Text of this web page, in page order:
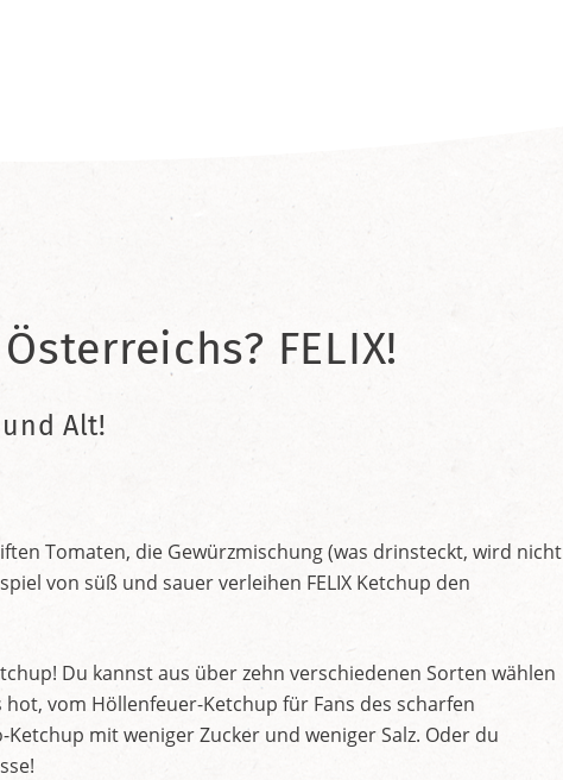
FELIX!
Alt!
Tomaten, die Gewürzmischung (was drinsteckt, wird nicht
von süß und sauer verleihen FELIX Ketchup den
Du kannst aus über zehn verschiedenen Sorten wählen
vom Höllenfeuer-Ketchup für Fans des scharfen
mit weniger Zucker und weniger Salz. Oder du